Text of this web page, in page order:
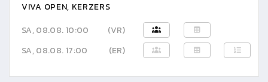
VIVA OPEN, KERZERS
SA, 08.08. 10:00
(VR)
SA, 08.08. 17:00
(ER)